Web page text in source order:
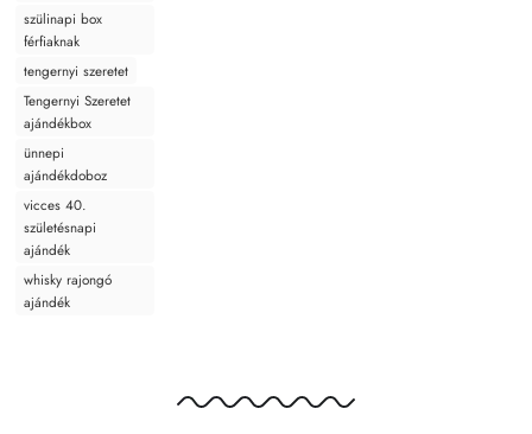
szülinapi box
férfiaknak
tengernyi szeretet
Tengernyi Szeretet
ajándékbox
ünnepi
ajándékdoboz
vicces 40.
születésnapi
ajándék
whisky rajongó
ajándék